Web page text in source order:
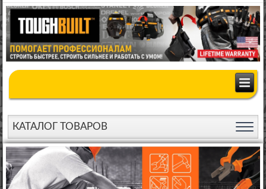
КАТАЛОГ ТОВАРОВ